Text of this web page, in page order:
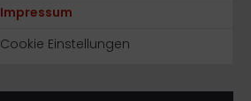
Impressum
Cookie Einstellungen